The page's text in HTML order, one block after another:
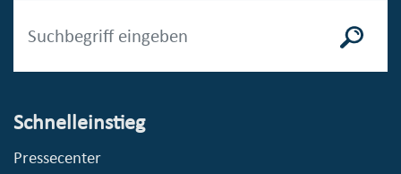
Schnelleinstieg
Pressecenter